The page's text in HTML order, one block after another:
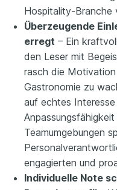
Hospitality-Branche
Überzeugende
erregt – Ein
den Leser mit
rasch die
Gastronomie zu
auf echtes
Teamumgebungen
engagierten und
Individuelle Note